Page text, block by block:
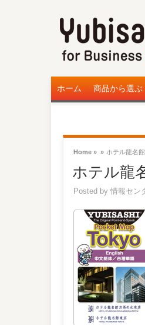
ホーム 商品から選ぶ
Home » » ホテル龍名
ホテル龍
Posted by 情報セン